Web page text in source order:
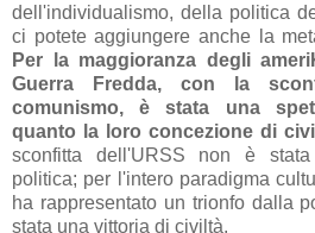
dell'individualismo, della politica
ci potete aggiungere anche la
Per la maggioranza degli
Guerra Fredda, con la
comunismo, è stata una
quanto la loro concezione di
sconfitta dell'URSS non è
politica; per l'intero paradigma
ha rappresentato un trionfo dalla
stata una vittoria di civiltà.